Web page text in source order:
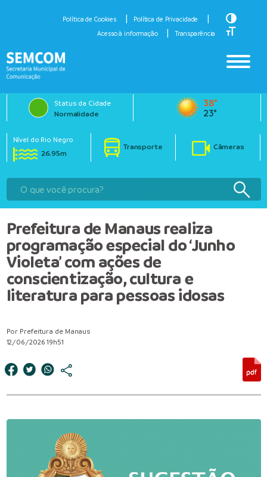
Política de Cookies
Política de Privacidade
Acesso à informação
Transparência
Toggle
Toggle
Status da Cidade
Normalidade
38°
23°
Nível do Rio Negro
26.95m
Transporte Câmeras
Prefeitura de Manaus realiza
programação especial do ‘Junho
Violeta’ com ações de
conscientização, cultura e
literatura para pessoas idosas
Por Prefeitura de Manaus
12/06/2026 19h51